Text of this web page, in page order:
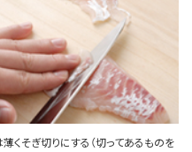
くそぎ切りにする（切ってあるものを